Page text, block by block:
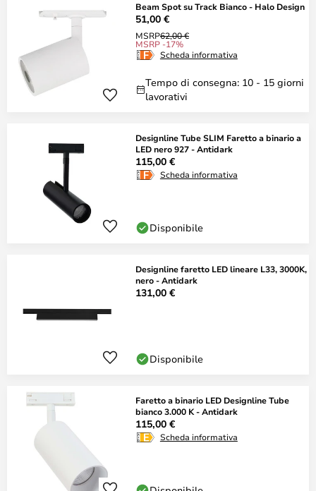
Beam Spot su Track Bianco - Halo Design
51,00 €
MSRP62,00 €
MSRP -17%
Scheda informativa
Tempo di consegna: 10 - 15 giorni
lavorativi
Designline Tube SLIM Faretto a binario a
LED nero 927 - Antidark
115,00 €
Scheda informativa
Disponibile
Designline faretto LED lineare L33, 3000K,
nero - Antidark
131,00 €
Disponibile
Faretto a binario LED Designline Tube
bianco 3.000 K - Antidark
115,00 €
Scheda informativa